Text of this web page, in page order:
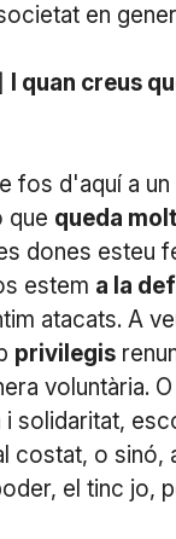
en
I quan creus
fos d'aquí a
que queda
dones esteu
estem a la
atacats. A
privilegis
voluntària.
solidaritat,
costat, o sinó,
el tinc jo,